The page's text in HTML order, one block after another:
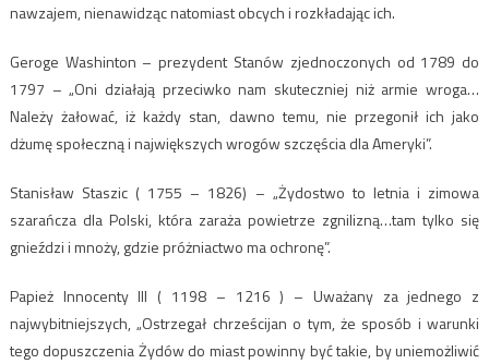
nawzajem, nienawidząc natomiast obcych i rozkładając ich.
Geroge Washinton – prezydent Stanów zjednoczonych od 1789 do
1797 – „Oni działają przeciwko nam skuteczniej niż armie wroga…
Należy żałować, iż każdy stan, dawno temu, nie przegonił ich jako
dżumę społeczną i największych wrogów szczęścia dla Ameryki”.
Stanisław Staszic ( 1755 – 1826) – „Żydostwo to letnia i zimowa
szarańcza dla Polski, która zaraża powietrze zgnilizną…tam tylko się
gnieździ i mnoży, gdzie próżniactwo ma ochronę”.
Papież Innocenty III ( 1198 – 1216 ) – Uważany za jednego z
najwybitniejszych, „Ostrzegał chrześcijan o tym, że sposób i warunki
tego dopuszczenia Żydów do miast powinny być takie, by uniemożliwić